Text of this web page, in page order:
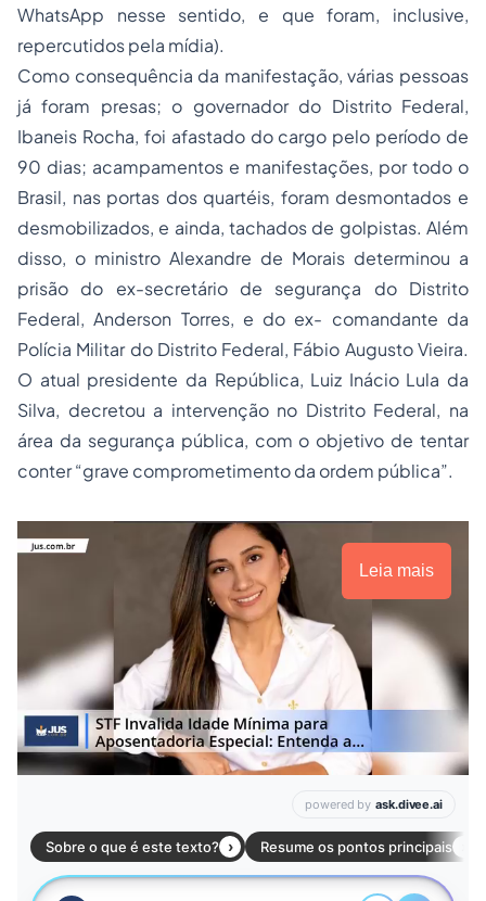
WhatsApp nesse sentido, e que foram, inclusive,
repercutidos pela mídia).
Como consequência da manifestação, várias pessoas
já foram presas; o governador do Distrito Federal,
Ibaneis Rocha, foi afastado do cargo pelo período de
90 dias; acampamentos e manifestações, por todo o
Brasil, nas portas dos quartéis, foram desmontados e
desmobilizados, e ainda, tachados de golpistas. Além
disso, o ministro Alexandre de Morais determinou a
prisão do ex-secretário de segurança do Distrito
Federal, Anderson Torres, e do ex- comandante da
Polícia Militar do Distrito Federal, Fábio Augusto Vieira.
O atual presidente da República, Luiz Inácio Lula da
Silva, decretou a intervenção no Distrito Federal, na
área da segurança pública, com o objetivo de tentar
conter “grave comprometimento da ordem pública”.
Leia mais